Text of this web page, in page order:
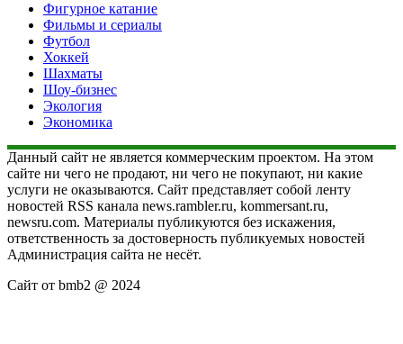
Фигурное катание
Фильмы и сериалы
Футбол
Хоккей
Шахматы
Шоу-бизнес
Экология
Экономика
Данный сайт не является коммерческим проектом. На этом
сайте ни чего не продают, ни чего не покупают, ни какие
услуги не оказываются. Сайт представляет собой ленту
новостей RSS канала news.rambler.ru, kommersant.ru,
newsru.com. Материалы публикуются без искажения,
ответственность за достоверность публикуемых новостей
Администрация сайта не несёт.
Сайт от bmb2 @ 2024